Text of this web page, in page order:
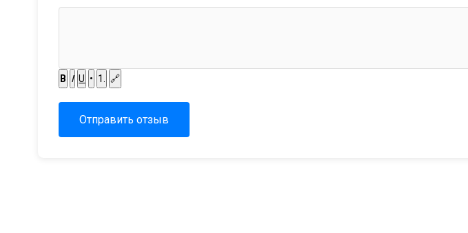
B I U • 1. 🔗
Отправить отзыв